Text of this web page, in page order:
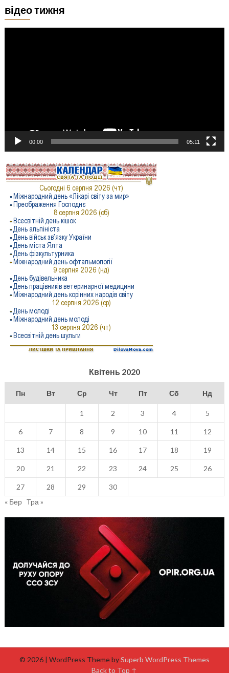
відео тижня
00:00 05:11
Квітень 2020
Пн Вт Ср Чт Пт Сб Нд
1 2 3 4 5
6 7 8 9 10 11 12
13 14 15 16 17 18 19
20 21 22 23 24 25 26
27 28 29
30
« Бер Тра »
© 2026 | WordPress Theme bySuperb WordPress Themes
Back to Top ↑